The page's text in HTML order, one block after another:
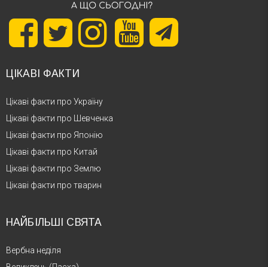
ЦІКАВІ ФАКТИ
Цікаві факти про Україну
Цікаві факти про Шевченка
Цікаві факти про Японію
Цікаві факти про Китай
Цікаві факти про Землю
Цікаві факти про тварин
НАЙБІЛЬШІ СВЯТА
Вербна неділя